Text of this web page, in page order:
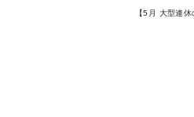
【5月 大型連